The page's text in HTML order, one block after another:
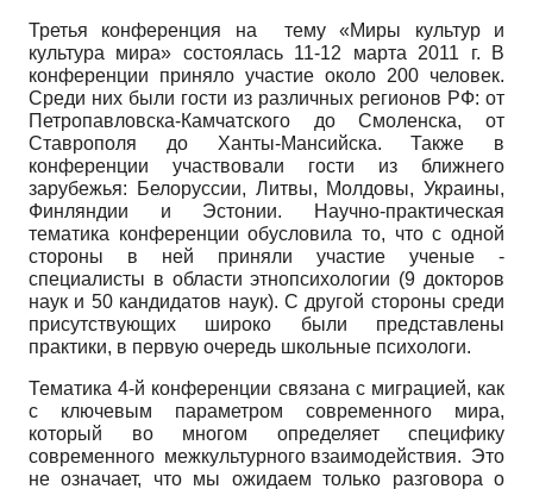
Третья конференция на тему «Миры культур и
культура мира» состоялась 11-12 марта 2011 г. В
конференции приняло участие около 200 человек.
Среди них были гости из различных регионов РФ: от
Петропавловска-Камчатского до Смоленска, от
Ставрополя до Ханты-Мансийска. Также в
конференции участвовали гости из ближнего
зарубежья: Белоруссии, Литвы, Молдовы, Украины,
Финляндии и Эстонии. Научно-практическая
тематика конференции обусловила то, что с одной
стороны в ней приняли участие ученые -
специалисты в области этнопсихологии (9 докторов
наук и 50 кандидатов наук). С другой стороны среди
присутствующих широко были представлены
практики, в первую очередь школьные психологи.
Тематика 4-й конференции связана с миграцией, как
с ключевым параметром современного мира,
который во многом определяет специфику
современного межкультурного взаимодействия. Это
не означает, что мы ожидаем только разговора о